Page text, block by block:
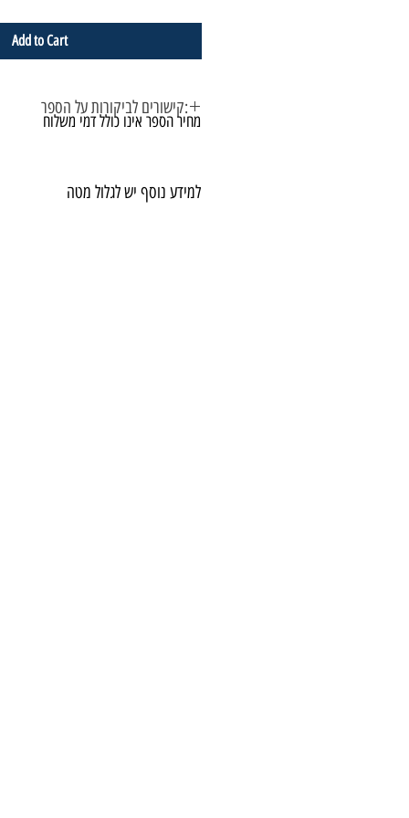
Add to Cart
קישורים לביקורות על הספר:
מחיר הספר אינו כולל דמי משלוח
למידע נוסף יש לגלול מטה